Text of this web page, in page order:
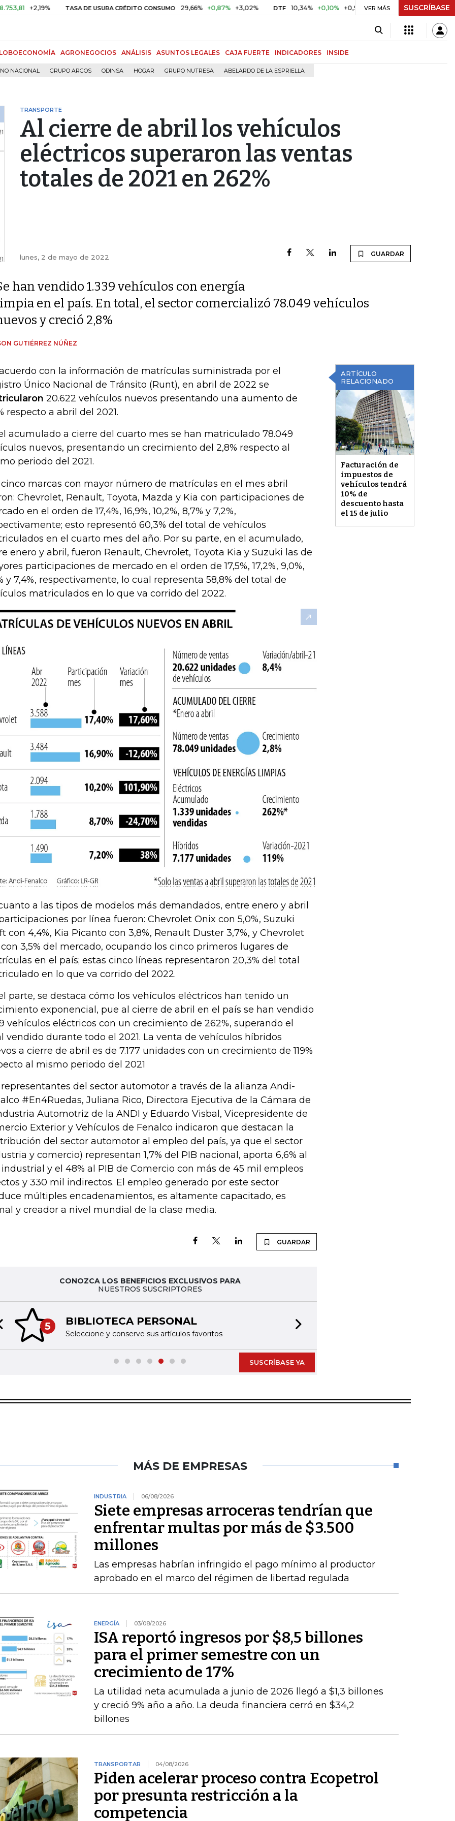
+2,19% TASA DE USURA CRÉDITO CONSUMO 29,66% +0,87% +3,02% DTF 10,34% +0,10% +0,98% UVR $ 416,91 +$ 0,05 +0,01%
VER MÁS SUSCRÍBASE
AGRONEGOCIOS ANÁLISIS ASUNTOS LEGALES CAJA FUERTE INDICADORES INSIDE
NACIONAL GRUPO ARGOS ODINSA HOGAR GRUPO NUTRESA ABELARDO DE LA ESPRIELLA
TRANSPORTE
Al cierre de abril los vehículos
eléctricos superaron las ventas
totales de 2021 en 262%
lunes, 2 de mayo de 2022 GUARDAR
han vendido 1.339 vehículos con energía
en el país. En total, el sector comercializó 78.049 vehículos
y creció 2,8%
GUTIÉRREZ NÚÑEZ
ARTÍCULO
RELACIONADO
Facturación de
impuestos de
vehículos tendrá
10% de
descuento hasta
el 15 de julio
con la información de matrículas suministrada por el
Único Nacional de Tránsito (Runt), en abril de 2022 se
20.622 vehículos nuevos presentando una aumento de
respecto a abril del 2021.
acumulado a cierre del cuarto mes se han matriculado 78.049
nuevos, presentando un crecimiento del 2,8% respecto al
periodo del 2021.
cinco marcas con mayor número de matrículas en el mes abril
Chevrolet, Renault, Toyota, Mazda y Kia con participaciones de
en el orden de 17,4%, 16,9%, 10,2%, 8,7% y 7,2%,
esto representó 60,3% del total de vehículos
en el cuarto mes del año. Por su parte, en el acumulado,
enero y abril, fueron Renault, Chevrolet, Toyota Kia y Suzuki las de
participaciones de mercado en el orden de 17,5%, 17,2%, 9,0%,
y 7,4%, respectivamente, lo cual representa 58,8% del total de
matriculados en lo que va corrido del 2022.
a las tipos de modelos más demandados, entre enero y abril
por línea fueron: Chevrolet Onix con 5,0%, Suzuki
con 4,4%, Kia Picanto con 3,8%, Renault Duster 3,7%, y Chevrolet
3,5% del mercado, ocupando los cinco primeros lugares de
en el país; estas cinco líneas representaron 20,3% del total
en lo que va corrido del 2022.
parte, se destaca cómo los vehículos eléctricos han tenido un
exponencial, pue al cierre de abril en el país se han vendido
vehículos eléctricos con un crecimiento de 262%, superando el
vendido durante todo el 2021. La venta de vehículos híbridos
a cierre de abril es de 7.177 unidades con un crecimiento de 119%
al mismo periodo del 2021
representantes del sector automotor a través de la alianza Andi-
#En4Ruedas, Juliana Rico, Directora Ejecutiva de la Cámara de
Automotriz de la ANDI y Eduardo Visbal, Vicepresidente de
Exterior y Vehículos de Fenalco indicaron que destacan la
del sector automotor al empleo del país, ya que el sector
y comercio) representan 1,7% del PIB nacional, aporta 6,6% al
industrial y el 48% al PIB de Comercio con más de 45 mil empleos
y 330 mil indirectos. El empleo generado por este sector
múltiples encadenamientos, es altamente capacitado, es
y creador a nivel mundial de la clase media.
GUARDAR
CONOZCA LOS BENEFICIOS EXCLUSIVOS PARA
NUESTROS SUSCRIPTORES
5 BIBLIOTECA PERSONAL
Seleccione y conserve sus artículos favoritos
slide
SUSCRÍBASE YA
MÁS DE EMPRESAS
INDUSTRIA 06/08/2026
Siete empresas arroceras tendrían que
enfrentar multas por más de $3.500
millones
Las empresas habrían infringido el pago mínimo al productor
aprobado en el marco del régimen de libertad regulada
ENERGÍA 03/08/2026
ISA reportó ingresos por $8,5 billones
para el primer semestre con un
crecimiento de 17%
La utilidad neta acumulada a junio de 2026 llegó a $1,3 billones
y creció 9% año a año. La deuda financiera cerró en $34,2
billones
TRANSPORTAR 04/08/2026
Piden acelerar proceso contra Ecopetrol
por presunta restricción a la
competencia